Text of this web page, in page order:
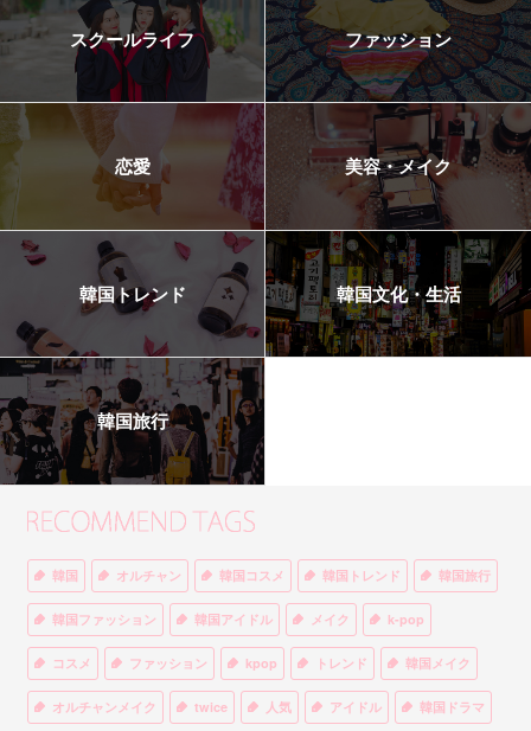
スクールライフ ファッション
恋愛 美容・メイク
韓国トレンド 韓国文化・生活
韓国旅行
韓国 オルチャン 韓国コスメ 韓国トレンド 韓国旅行
韓国ファッション 韓国アイドル メイク k-pop
コスメ ファッション kpop トレンド 韓国メイク
オルチャンメイク twice 人気 アイドル 韓国ドラマ